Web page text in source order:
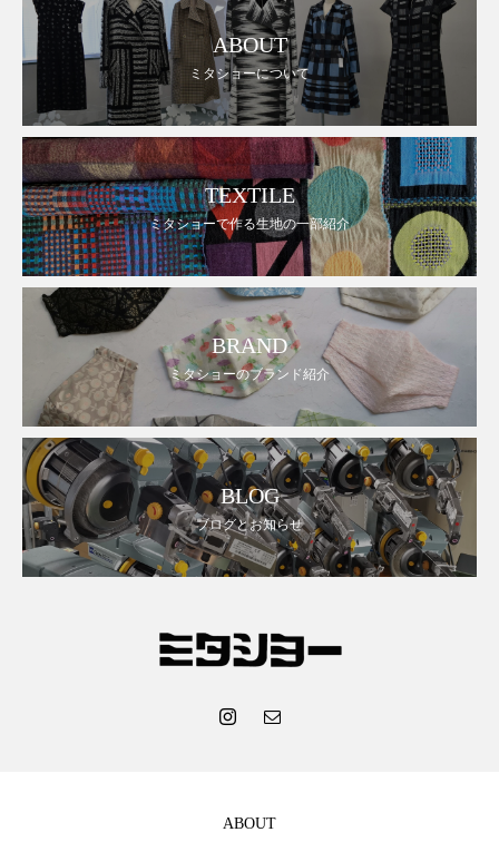
ABOUT
ミタショーについて
TEXTILE
ミタショーで作る生地の一部紹介
BRAND
ミタショーのブランド紹介
BLOG
ブログとお知らせ
ABOUT